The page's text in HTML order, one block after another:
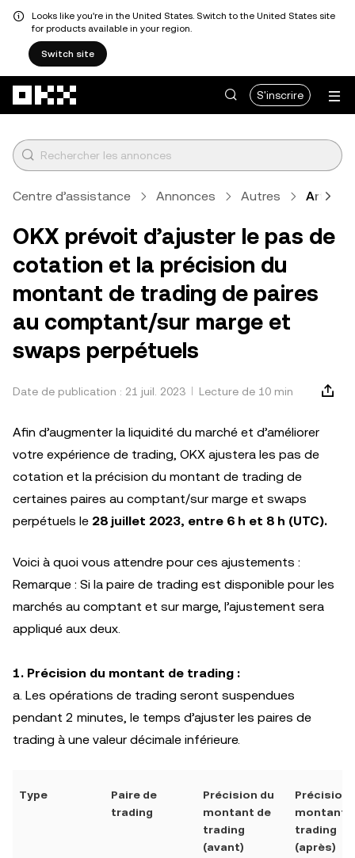
Looks like you're in the United States. Switch to the United States site
for products available in your region.
Switch site
S'inscrire
Centre d’assistance Annonces Autres Article
OKX prévoit d’ajuster le pas de
cotation et la précision du
montant de trading de paires
au comptant/sur marge et
swaps perpétuels
Date de publication : 21 juil. 2023 Lecture de 10 min
Afin d’augmenter la liquidité du marché et d’améliorer
votre expérience de trading, OKX ajustera les pas de
cotation et la précision du montant de trading de
certaines paires au comptant/sur marge et swaps
perpétuels le 28 juillet 2023, entre 6 h et 8 h (UTC).
Voici à quoi vous attendre pour ces ajustements :
Remarque : Si la paire de trading est disponible pour les
marchés au comptant et sur marge, l’ajustement sera
appliqué aux deux.
1. Précision du montant de trading :
a. Les opérations de trading seront suspendues
pendant 2 minutes, le temps d’ajuster les paires de
trading à une valeur décimale inférieure.
Type
Paire de
trading
Précision du
montant de
trading
(avant)
Précision
montant
trading
(après)